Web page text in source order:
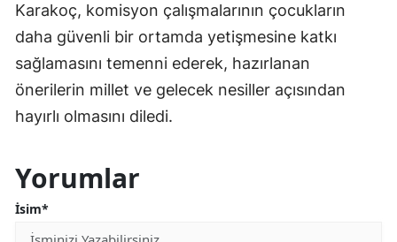
Karakoç, komisyon çalışmalarının çocukların
daha güvenli bir ortamda yetişmesine katkı
sağlamasını temenni ederek, hazırlanan
önerilerin millet ve gelecek nesiller açısından
hayırlı olmasını diledi.
Yorumlar
İsim*